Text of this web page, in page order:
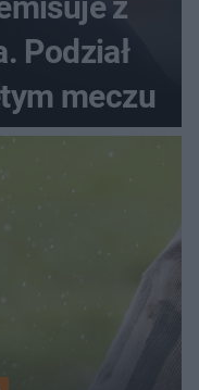
Podział
meczu